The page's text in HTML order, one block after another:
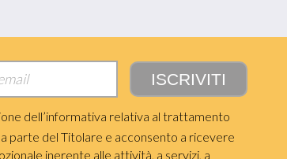
dell’informativa relativa al trattamento
parte del Titolare e acconsento a ricevere
inerente alle attività, a servizi, a